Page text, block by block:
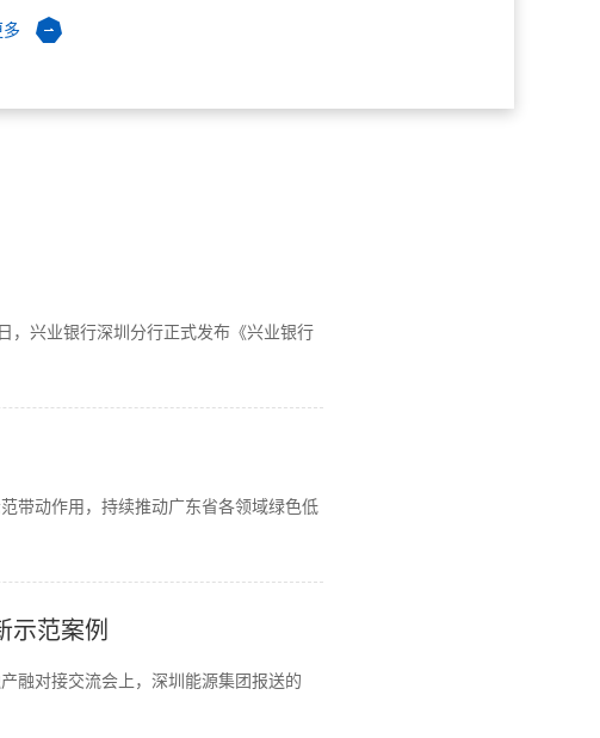
，兴业银行深圳分行正式发布《兴业银行
带动作用，持续推动广东省各领域绿色低
示范案例
融对接交流会上，深圳能源集团报送的